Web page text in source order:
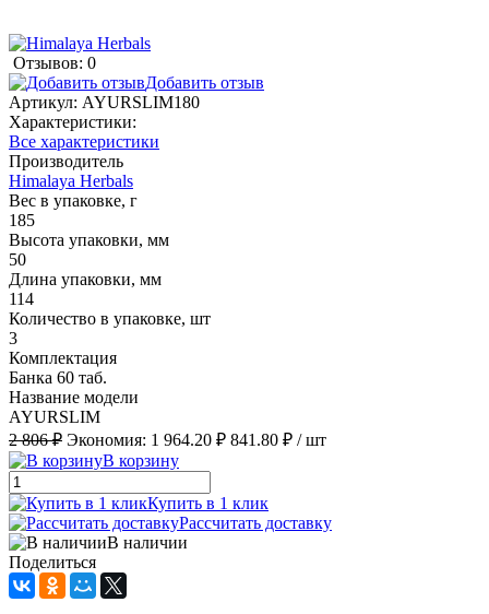
Отзывов: 0
Добавить отзыв
Артикул: AYURSLIM180
Характеристики:
Все характеристики
Производитель
Himalaya Herbals
Вес в упаковке, г
185
Высота упаковки, мм
50
Длина упаковки, мм
114
Количество в упаковке, шт
3
Комплектация
Банка 60 таб.
Название модели
AYURSLIM
2 806 ₽ Экономия: 1 964.20 ₽ 841.80 ₽ / шт
В корзину
Купить в 1 клик
Рассчитать доставку
В наличии
Поделиться